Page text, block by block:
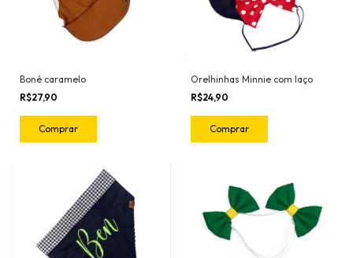
Boné caramelo
R$27,90
Comprar
Orelhinhas Minnie com laço
R$24,90
Comprar